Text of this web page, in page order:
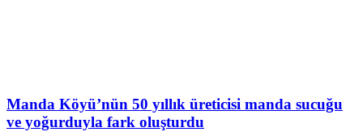
Manda Köyü’nün 50 yıllık üreticisi manda sucuğu
ve yoğurduyla fark oluşturdu